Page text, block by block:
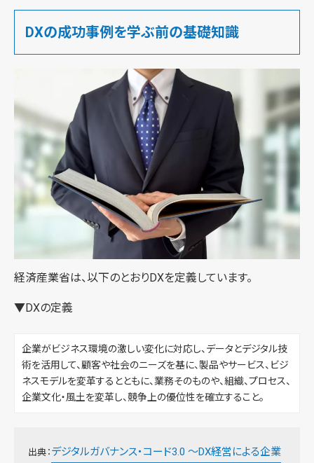
DXの成功事例を学ぶ前の基礎知識
経済産業省は、以下のとおりDXを定義しています。
▼DXの定義
企業がビジネス環境の激しい変化に対応し、データとデジタル技
術を活用して、顧客や社会のニーズを基に、製品やサービス、ビジ
ネスモデルを変革するとともに、業務そのものや、組織、プロセス、
企業文化・風土を変革し、競争上の優位性を確立すること。
出典： デジタルガバナンス・コード3.0 ～DX経営による企業